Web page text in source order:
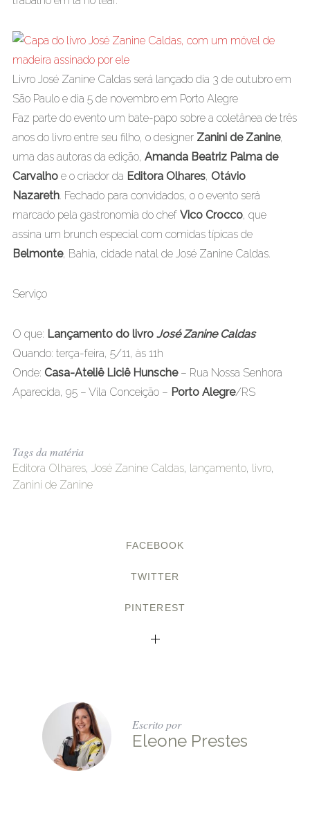
Livro José Zanine Caldas será lançado dia 3 de outubro em
São Paulo e dia 5 de novembro em Porto Alegre
Faz parte do evento um bate-papo sobre a coletânea de três
anos do livro entre seu filho, o designer Zanini de Zanine,
uma das autoras da edição, Amanda Beatriz Palma de
Carvalhoe o criador da Editora Olhares, Otávio
Nazareth. Fechado para convidados, o o evento será
marcado pela gastronomia do chef Vico Crocco, que
assina um brunch especial com comidas típicas de
Belmonte, Bahia, cidade natal de José Zanine Caldas.
Serviço
O que: Lançamento do livro José Zanine Caldas
Quando: terça-feira, 5/11, às 11h
Onde: Casa-Ateliê Liciê Hunsche– Rua Nossa Senhora
Aparecida, 95 – Vila Conceição – Porto Alegre/RS
Tags da matéria
Editora Olhares, José Zanine Caldas, lançamento, livro,
Zanini de Zanine
FACEBOOK
TWITTER
PINTEREST
Escrito por
Eleone Prestes